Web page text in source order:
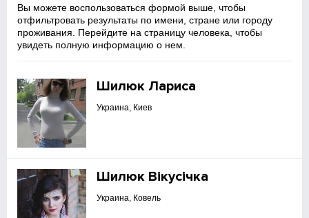
Вы можете воспользоваться формой выше, чтобы
отфильтровать результаты по имени, стране или городу
проживания. Перейдите на страницу человека, чтобы
увидеть полную информацию о нем.
Шилюк Лариса
Украина, Киев
Шилюк Вікусічка
Украина, Ковель